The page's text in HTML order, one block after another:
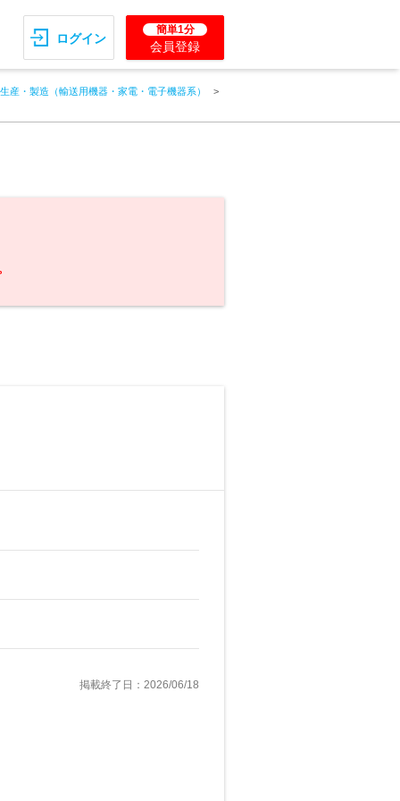
ログイン
簡単1分
会員登録
産・製造（輸送用機器・家電・電子機器系）
掲載終了日：2026/06/18